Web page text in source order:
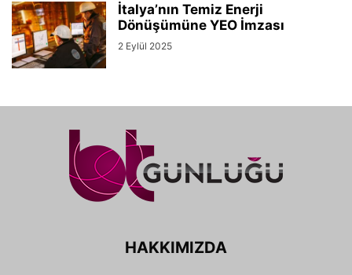
İtalya’nın Temiz Enerji
Dönüşümüne YEO İmzası
2 Eylül 2025
HAKKIMIZDA